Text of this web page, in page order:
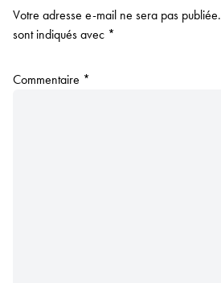
Votre adresse e-mail ne sera pas publiée.
sont indiqués avec *
Commentaire *